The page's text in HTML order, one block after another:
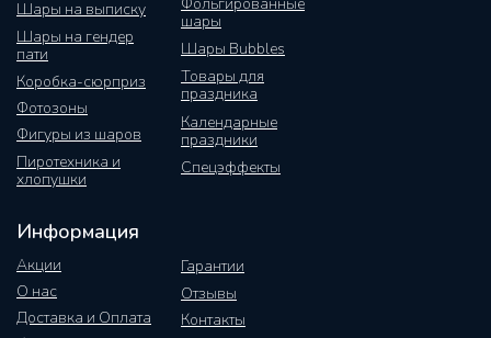
Шары на выписку
Шары на гендер
пати
Коробка-сюрприз
Фотозоны
Фигуры из шаров
шары
Шары Bubbles
Товары для
праздника
Календарные
праздники
Пиротехника и
хлопушки
Спецэффекты
Информация
Акции
О нас
Гарантии
Отзывы
Контакты
Доставка и Оплата